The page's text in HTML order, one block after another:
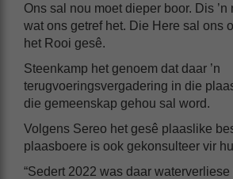
Ons sal nou moet dieper boor. Dis ’n
wat ons getref het. Die Here sal ons
het Rooi gesê.
Steenkamp het genoem dat daar ’n
terugvoeringsvergadering in die
die gemeenskap gehou sal word.
Volgens Sereo het gesê plaaslike
plaasboere is ook gekonsulteer vir
“Sedert 2022 was daar waterverliese